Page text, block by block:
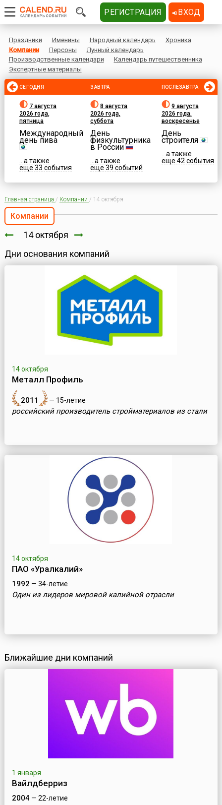
Праздники Именины Народный календарь
Хроника
Компании
Персоны
Лунный календарь
Производственные календари
Календарь путешественника
Экспертные материалы
СЕГОДНЯ
7 августа
2026 года,
пятница
Международный
день пива
...а также
еще 33 события
ЗАВТРА
8 августа
2026 года,
суббота
День
физкультурника
в России
...а также
еще 39 событий
ПОСЛЕЗАВТРА
9 августа
2026 года,
воскресенье
День
строителя
...а также
еще 42 события
Главная страница / Компании / 14 октября
Компании
14 октября
Дни основания компаний
14 октября
Металл Профиль
2011 — 15-летие
российский производитель стройматериалов из стали
14 октября
ПAO «Уралкалий»
1992 — 34-летие
Один из лидеров мировой калийной отрасли
Ближайшие дни компаний
1 января
Вайлдберриз
2004— 22-летие
РЕГИСТРАЦИЯ ВХОД